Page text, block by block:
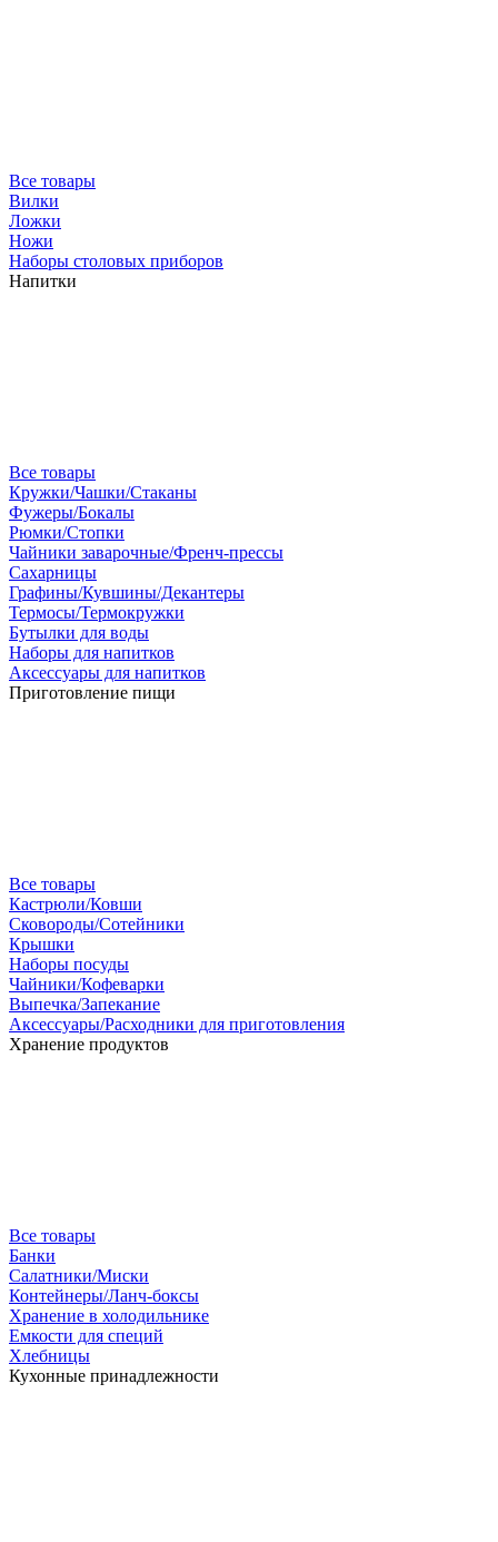
Все товары
Вилки
Ложки
Ножи
Наборы столовых приборов
Напитки
Все товары
Кружки/Чашки/Стаканы
Фужеры/Бокалы
Рюмки/Стопки
Чайники заварочные/Френч-прессы
Сахарницы
Графины/Кувшины/Декантеры
Термосы/Термокружки
Бутылки для воды
Наборы для напитков
Аксессуары для напитков
Приготовление пищи
Все товары
Кастрюли/Ковши
Сковороды/Сотейники
Крышки
Наборы посуды
Чайники/Кофеварки
Выпечка/Запекание
Аксессуары/Расходники для приготовления
Хранение продуктов
Все товары
Банки
Салатники/Миски
Контейнеры/Ланч-боксы
Хранение в холодильнике
Емкости для специй
Хлебницы
Кухонные принадлежности